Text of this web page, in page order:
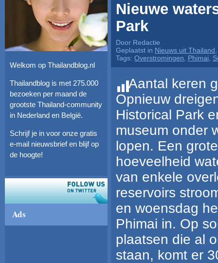
Welkom op Thailandblog.nl
Thailandblog is met 275.000
bezoeken per maand de
grootste Thailand-community
in Nederland en België.
Schrijf je in voor onze gratis
e-mail nieuwsbrief en blijf op
de hoogte!
Ads
Nieuwe
Park
Door Redactie
Geplaatst in Nieuws uit Thailand
Tags: Overstromingen Phimai
Aantal keren
Opnieuw
Historical Park
museum onder
lopen. Een grote
hoeveelheid
van enkele
reservoirs
en woensdag
Phimai in. Op
plaatsen die al
staan, komt er